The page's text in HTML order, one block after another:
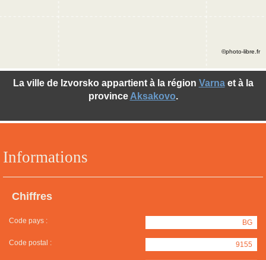
Informations
Chiffres
Code pays : BG
Code postal : 9155
La ville de Izvorsko appartient à la région Varnaet à la
province Aksakovo.
©photo-libre.fr